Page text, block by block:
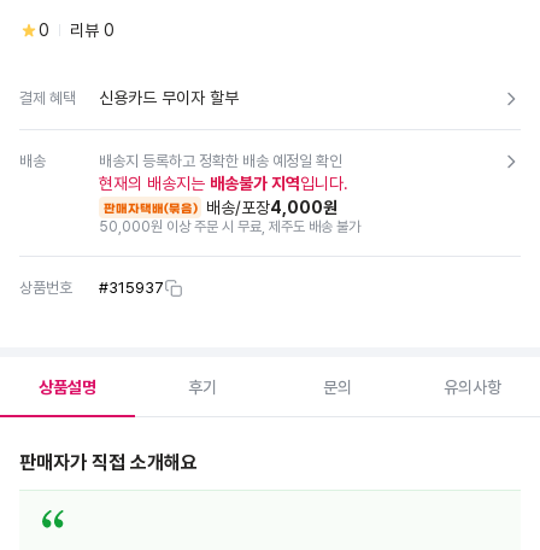
0 리뷰 0
결제 혜택 신용카드 무이자 할부
배송 배송지 등록하고 정확한 배송 예정일 확인
현재의 배송지는 배송불가 지역입니다.
판매자택배(묶음) 배송/포장4,000원
50,000원 이상 주문 시 무료 제주도 배송 불가
상품번호 #315937
상품설명 후기 문의 유의사항
판매자가 직접 소개해요